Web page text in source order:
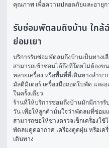
คุณภาพ เพื่อความปลอดภัยและอายุ
รับซ่อมพัดลมถึงบ้าน ใกล้
ย่อมเยา
บริการรับซ่อมพัดลมถึงบ้านเป็นทางเ
สามารถเข้าซ่อมได้ถึงที่โดยไม่ต้องข
หลายเครื่อง หรือพื้นที่ที่เดินทางลำบ
มัลติมิเตอร์ เครื่องมือถอดใบพัด และ
ในครั้งเดียว
ร้านที่ให้บริการซ่อมถึงบ้านมักมีการรั
วัน เพื่อให้ลูกค้ามั่นใจว่าพัดลมที่ซ่อม
สามารถขอให้ช่างตรวจเช็กเครื่องใ
พัดลมดูดอากาศ เครื่องดูดฝุ่น หรือเค
เดินทาง